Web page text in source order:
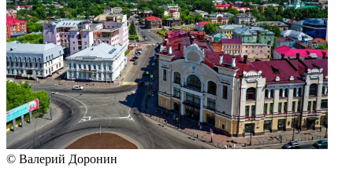
© Валерий Доронин